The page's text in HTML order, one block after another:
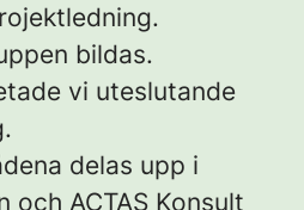
bildas.
vi uteslutande
delas upp i
och ACTAS Konsult